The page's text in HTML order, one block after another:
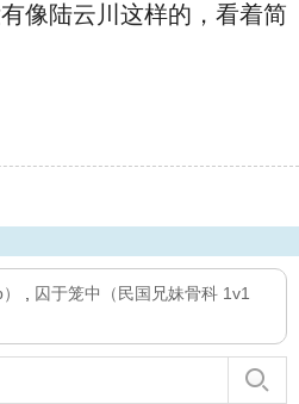
像陆云川这样的，看着简
囚于笼中（民国兄妹骨科 1v1